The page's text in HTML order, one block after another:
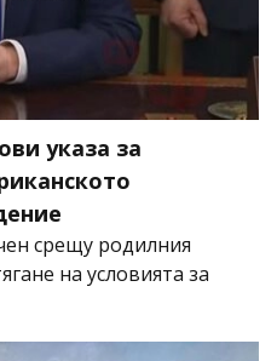
указа за
срещу родилния
на условията за